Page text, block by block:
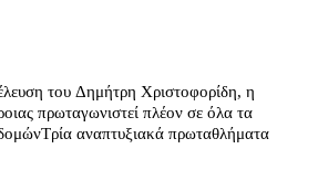
του Δημήτρη Χριστοφορίδη, η
πρωταγωνιστεί πλέον σε όλα τα
αναπτυξιακά πρωταθλήματα